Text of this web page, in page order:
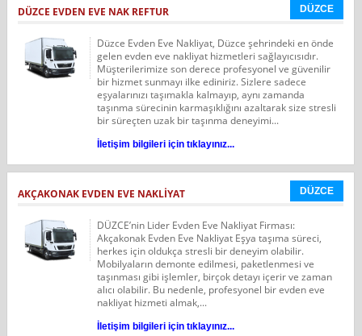
DÜZCE EVDEN EVE NAK REFTUR DÜZCE
Düzce Evden Eve Nakliyat, Düzce şehrindeki en önde
gelen evden eve nakliyat hizmetleri sağlayıcısıdır.
Müşterilerimize son derece profesyonel ve güvenilir
bir hizmet sunmayı ilke ediniriz. Sizlere sadece
eşyalarınızı taşımakla kalmayıp, aynı zamanda
taşınma sürecinin karmaşıklığını azaltarak size stresli
bir süreçten uzak bir taşınma deneyimi...
İletişim bilgileri için tıklayınız...
AKÇAKONAK EVDEN EVE NAKLİYAT DÜZCE
DÜZCE’nin Lider Evden Eve Nakliyat Firması:
Akçakonak Evden Eve Nakliyat Eşya taşıma süreci,
herkes için oldukça stresli bir deneyim olabilir.
Mobilyaların demonte edilmesi, paketlenmesi ve
taşınması gibi işlemler, birçok detayı içerir ve zaman
alıcı olabilir. Bu nedenle, profesyonel bir evden eve
nakliyat hizmeti almak,...
İletişim bilgileri için tıklayınız...